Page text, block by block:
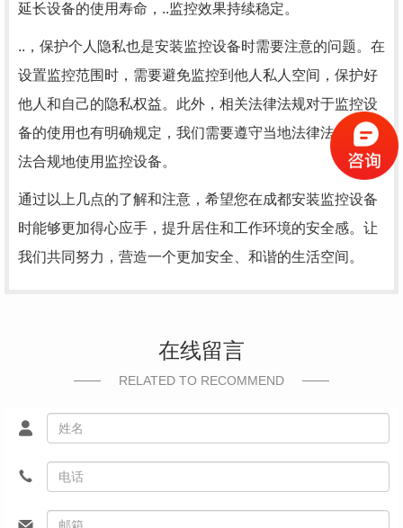
延长设备的使用寿命，..监控效果持续稳定。
..，保护个人隐私也是安装监控设备时需要注意的问题。在
设置监控范围时，需要避免监控到他人私人空间，保护好
他人和自己的隐私权益。此外，相关法律法规对于监控设
备的使用也有明确规定，我们需要遵守当地法律法规，合
法合规地使用监控设备。
通过以上几点的了解和注意，希望您在成都安装监控设备
时能够更加得心应手，提升居住和工作环境的安全感。让
我们共同努力，营造一个更加安全、和谐的生活空间。
在线留言
RELATED TO RECOMMEND